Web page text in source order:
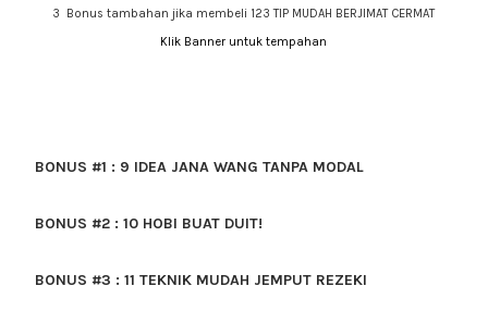
3 Bonus tambahan jika membeli 123 TIP MUDAH BERJIMAT CERMAT
Klik Banner untuk tempahan
BONUS #1 : 9 IDEA JANA WANG TANPA MODAL
BONUS #2 : 10 HOBI BUAT DUIT!
BONUS #3 : 11 TEKNIK MUDAH JEMPUT REZEKI